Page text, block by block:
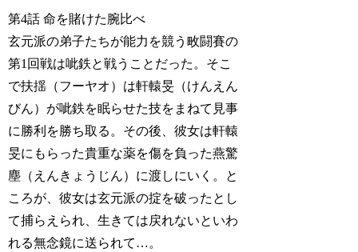
第4話 命を賭けた腕比べ
玄元派の弟子たちが能力を競う畋闘賽の
第1回戦は呲鉄と戦うことだった。そこ
で扶揺（フーヤオ）は軒轅旻（けんえん
びん）が呲鉄を眠らせた技をまねて見事
に勝利を勝ち取る。その後、彼女は軒轅
旻にもらった貴重な薬を傷を負った燕驚
塵（えんきょうじん）に渡しにいく。と
ころが、彼女は玄元派の掟を破ったとし
て捕らえられ、生きては戻れないといわ
れる無念鏡に送られて…。